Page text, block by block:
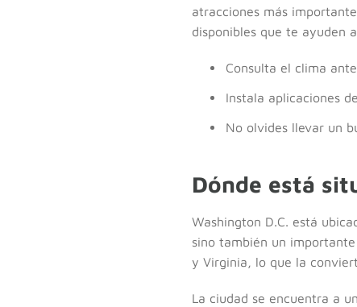
atracciones más
disponibles que te ayuden
Consulta el clima
Instala aplicaciones
No olvides llevar un
Dónde está
Washington D.C. está
sino también un
y Virginia, lo que la
La ciudad se encuentra a